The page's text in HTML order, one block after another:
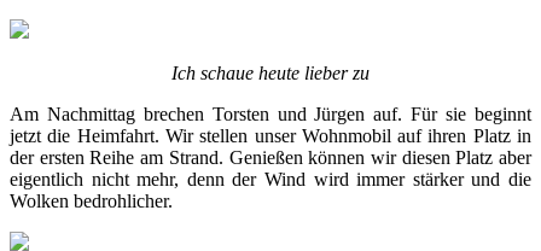
Ich schaue heute lieber zu
Am Nachmittag brechen Torsten und Jürgen auf. Für sie beginnt
jetzt die Heimfahrt. Wir stellen unser Wohnmobil auf ihren Platz in
der ersten Reihe am Strand. Genießen können wir diesen Platz aber
eigentlich nicht mehr, denn der Wind wird immer stärker und die
Wolken bedrohlicher.